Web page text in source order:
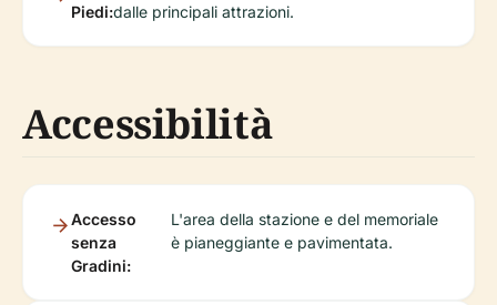
Piedi:dalle principali attrazioni.
Accessibilità
Accesso
senza
Gradini:
L'area della stazione e del memoriale
è pianeggiante e pavimentata.